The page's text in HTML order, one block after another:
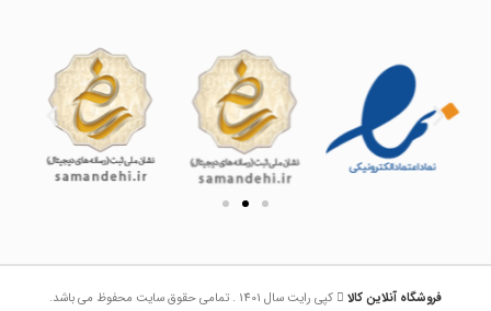
فروشگاه آنلاین کالا کپی رایت سال 1401 . تمامی حقوق سایت محفوظ می باشد.